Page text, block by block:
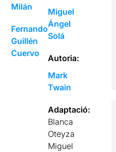
Milán
Fernando
Guillén
Cuervo
Miguel
Ángel
Solá
Autoria:
Mark
Twain
Adaptació:
Blanca
Oteyza
Miguel